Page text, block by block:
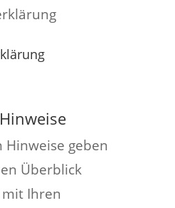
Hinweise geben
Überblick
Ihren